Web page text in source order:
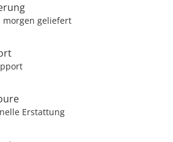
morgen geliefert
Erstattung